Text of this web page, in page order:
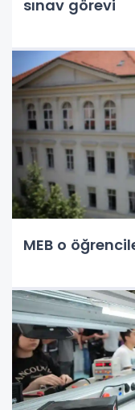
sınav görevi
MEB o